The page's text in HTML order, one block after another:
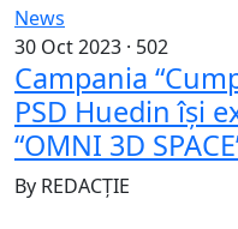
News
30 Oct 2023 · 502
Campania
PSD Huedin își
“OMNI 3D
By REDACȚIE